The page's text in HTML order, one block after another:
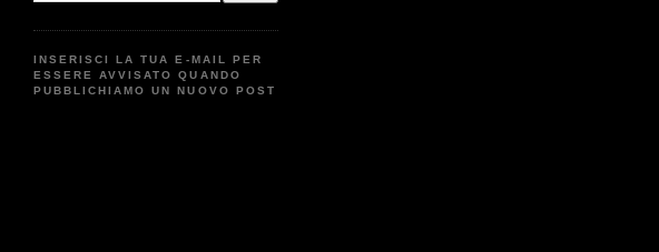
INSERISCI LA TUA E-MAIL PER
ESSERE AVVISATO QUANDO
PUBBLICHIAMO UN NUOVO POST